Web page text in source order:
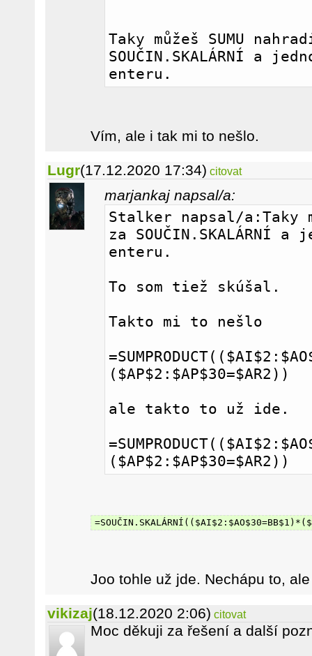
Taky můžeš SUMU
SOUČIN.SKALÁRNÍ a
enteru.
Vím, ale i tak mi to nešlo.
Lugr(17.12.2020 17:34) citovat
marjankaj napsal/a:
Stalker napsal/a:Taky
za SOUČIN.SKALÁRNÍ
enteru.
To som tiež skúšal.
Takto mi to nešlo
($AP$2:$AP$30=$AR2))
ale takto to už ide.
($AP$2:$AP$30=$AR2))
Joo tohle už jde. Nechápu to,
vikizaj(18.12.2020 2:06) citovat
Moc děkuji za řešení a další